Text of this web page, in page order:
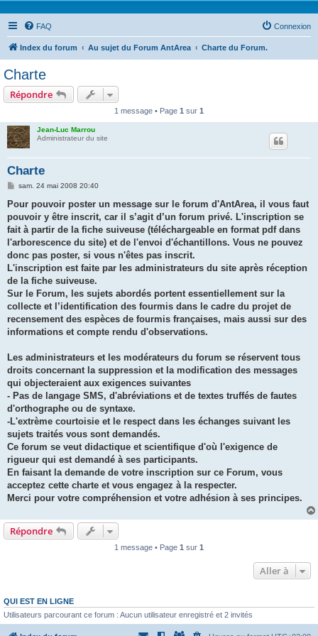
FAQ Connexion
Index du forum Au sujet du Forum AntArea Charte du Forum.
Charte
Répondre
1 message • Page 1 sur 1
Jean-Luc Marrou
Administrateur du site
Charte
M
s
a
g
sam. 24 mai 2008 20:40
Pour pouvoir poster un message sur le forum d'AntArea, il vous faut
pouvoir y être inscrit, car il s’agit d’un forum privé. L'inscription se
fait à partir de la fiche suiveuse (téléchargeable en format pdf dans
l'arborescence du site) et de l'envoi d'échantillons. Vous ne pouvez
donc pas poster, si vous n'êtes pas inscrit.
L'inscription est faite par les administrateurs du site après réception
de la fiche suiveuse.
Sur le Forum, les sujets abordés portent essentiellement sur la
collecte et l’identification des fourmis dans le cadre du projet de
recensement des espèces de fourmis françaises, mais aussi sur des
informations et compte rendu d'observations.
Les administrateurs et les modérateurs du forum se réservent tous
droits concernant la suppression et la modification des messages
qui objecteraient aux exigences suivantes
- Pas de langage SMS, d'abréviations et de textes truffés de fautes
d'orthographe ou de syntaxe.
-L'extrème courtoisie et le respect dans les échanges suivant les
sujets traités vous sont demandés.
Ce forum se veut didactique et scientifique d'où l'exigence de
rigueur qui est demandé à ses participants.
En faisant la demande de votre inscription sur ce Forum, vous
acceptez cette charte et vous engagez à la respecter.
Merci pour votre compréhension et votre adhésion à ses principes.
Répondre
1 message • Page 1 sur 1
Aller à
QUI EST EN LIGNE
Utilisateurs parcourant ce forum : Aucun utilisateur enregistré et 2 invités